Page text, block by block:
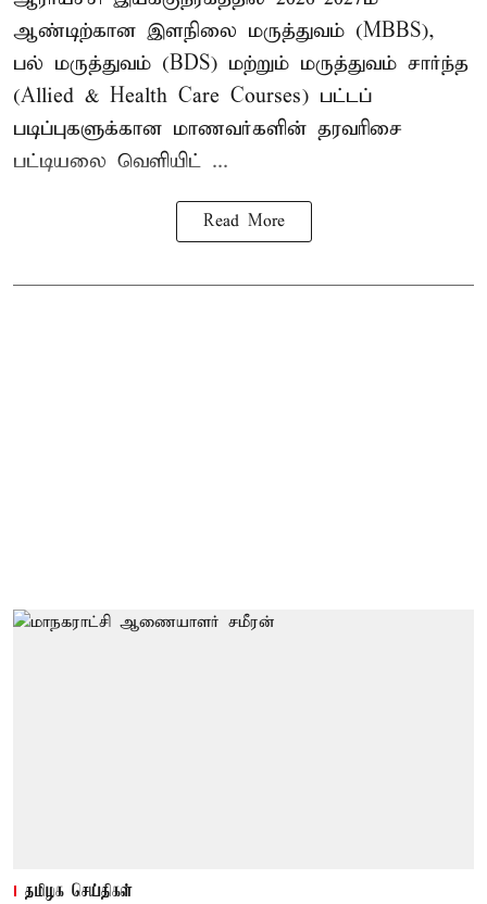
ஆண்டிற்கான இளநிலை மருத்துவம் (MBBS),
பல் மருத்துவம் (BDS) மற்றும் மருத்துவம் சார்ந்த
(Allied & Health Care Courses) பட்டப்
படிப்புகளுக்கான மாணவர்களின் தரவரிசை
பட்டியலை வெளியிட் ...
Read More
தமிழக செய்திகள்